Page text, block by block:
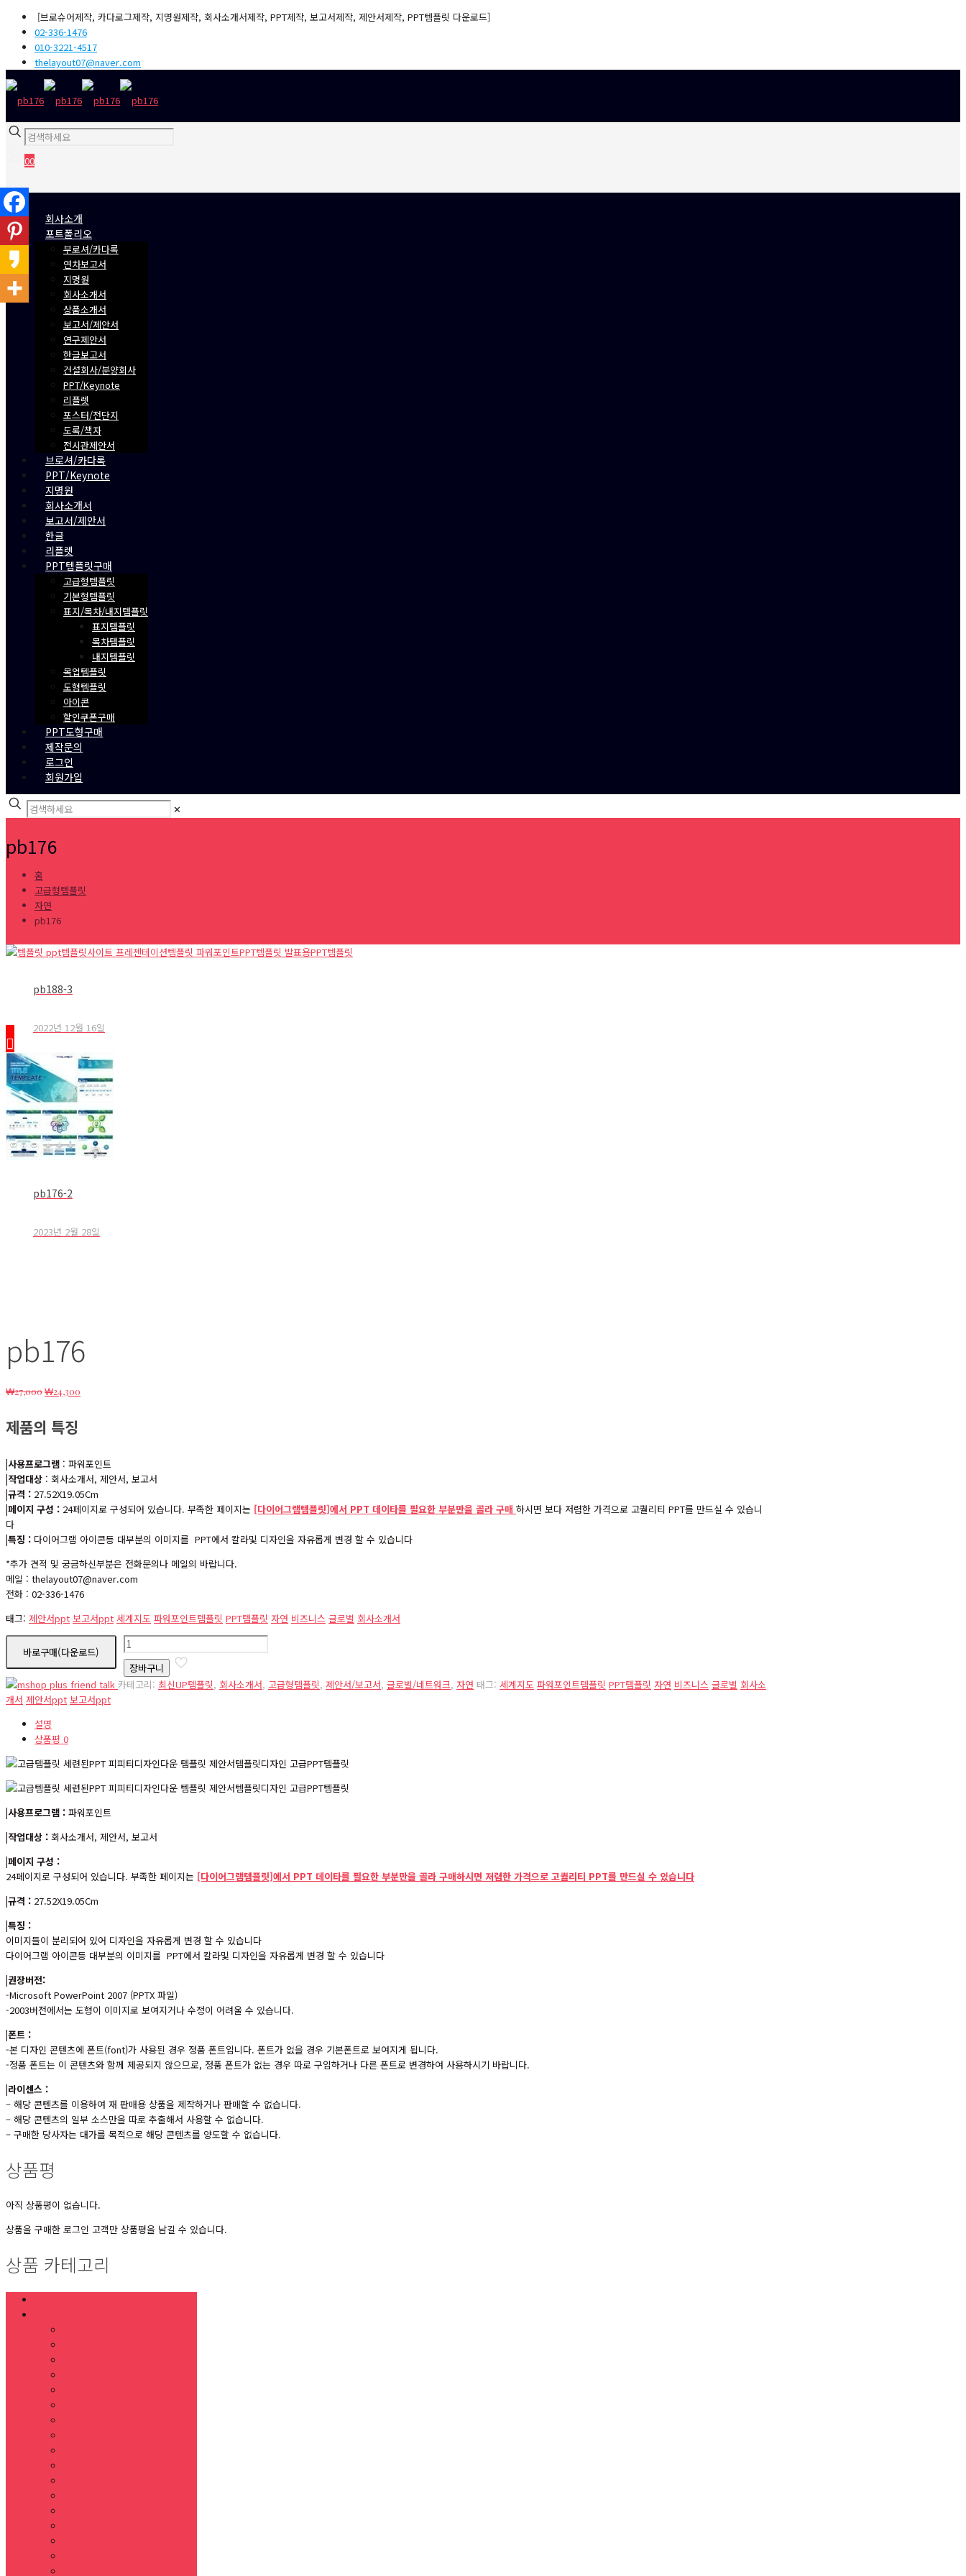
[브로슈어제작, 카다로그제작, 지명원제작, 회사소개서제작, PPT제작, 보고서제작, 제안서제작, PPT템플릿 다운로드]
02-336-1476
010-3221-4517
thelayout07@naver.com
00
₩0
회사소개
포트폴리오
부로셔/카다록
연차보고서
지명원
회사소개서
상품소개서
보고서/제안서
연구제안서
한글보고서
건설회사/분양회사
PPT/Keynote
리플렛
포스터/전단지
도록/책자
전시관제안서
브로셔/카다록
PPT/Keynote
지명원
회사소개서
보고서/제안서
한글
리플렛
PPT템플릿구매
고급형템플릿
기본형템플릿
표지/목차/내지템플릿
표지템플릿
목차템플릿
내지템플릿
목업템플릿
도형템플릿
아이콘
할인쿠폰구매
PPT도형구매
제작문의
로그인
회원가입
✕
pb176
홈
고급형템플릿
자연
pb176
pb188-3
2022년 12월 16일
pb176-2
2023년 2월 28일
pb176
₩27,000원
가
격:
₩24,300
제품의 특징
|사용프로그램 : 파워포인트
|작업대상 : 회사소개서, 제안서, 보고서
|규격 : 27.52X19.05Cm
|페이지 구성 : 24페이지로 구성되어 있습니다. 부족한 페이지는 [다이어그램템플릿]에서 PPT 데이타를 필요한 부분만을 골라 구매 하시면 보다 저렴한 가격으로 고퀄리티 PPT를 만드실 수 있습니
다
|특징 : 다이어그램 아이콘등 대부분의 이미지를 PPT에서 칼라및 디자인을 자유롭게 변경 할 수 있습니다
*추가 견적 및 궁금하신부분은 전화문의나 메일의 바랍니다.
메일 : thelayout07@naver.com
전화 : 02-336-1476
태그: 제안서ppt 보고서ppt 세계지도 파워포인트템플릿 PPT템플릿 자연 비즈니스 글로벌 회사소개서
바로구매(다운로드)
pb176
수
량장바구니
카테고리: 최신UP템플릿, 회사소개서, 고급형템플릿, 제안서/보고서, 글로벌/네트워크, 자연 태그: 세계지도 파워포인트템플릿 PPT템플릿 자연 비즈니스 글로벌 회사소
개서 제안서ppt 보고서ppt
설명
상품평 0
|사용프로그램 : 파워포인트
|작업대상 : 회사소개서, 제안서, 보고서
|페이지 구성 :
24페이지로 구성되어 있습니다. 부족한 페이지는 [다이어그램템플릿]에서 PPT 데이타를 필요한 부분만을 골라 구매하시면 저렴한 가격으로 고퀄리티 PPT를 만드실 수 있습니다
|규격 : 27.52X19.05Cm
|특징 :
이미지들이 분리되어 있어 디자인을 자유롭게 변경 할 수 있습니다
다이어그램 아이콘등 대부분의 이미지를 PPT에서 칼라및 디자인을 자유롭게 변경 할 수 있습니다
|권장버전:
-Microsoft PowerPoint 2007 (PPTX 파일)
-2003버전에서는 도형이 이미지로 보여지거나 수정이 어려울 수 있습니다.
|폰트 :
-본 디자인 콘텐츠에 폰트(font)가 사용된 경우 정품 폰트입니다. 폰트가 없을 경우 기본폰트로 보여지게 됩니다.
-정품 폰트는 이 콘텐츠와 함께 제공되지 않으므로, 정품 폰트가 없는 경우 따로 구입하거나 다른 폰트로 변경하여 사용하시기 바랍니다.
|라이센스 :
– 해당 콘텐츠를 이용하여 재 판매용 상품을 제작하거나 판매할 수 없습니다.
– 해당 콘텐츠의 일부 소스만을 따로 추출해서 사용할 수 없습니다.
– 구매한 당사자는 대가를 목적으로 해당 콘텐츠를 양도할 수 없습니다.
상품평
아직 상품평이 없습니다.
상품을 구매한 로그인 고객만 상품평을 남길 수 있습니다.
상품 카테고리